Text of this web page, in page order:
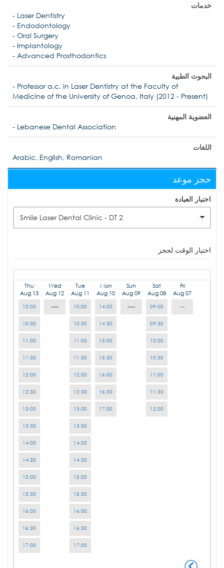
خدمات
- Laser Dentistry
- Endodontology
- Oral Surgery
- Implantology
- Advanced Prosthodontics
البحوث الطبية
- Professor a.c. in Laser Dentistry at the Faculty of
Medicine of the University of Genoa, Italy (2012 - Present)
العضوية المهنية
- Lebanese Dental Association
اللغات
Arabic, English, Romanian
حجز موعد
اختيار العيادة
2 Smile Laser Dental Clinic - DT
اختيار الوقت لحجز
Fri
Aug 07
---
Sat
Aug 08
09:00
09:30
10:00
10:30
11:00
11:30
12:00
Sun
Aug 09
-----
Mon
Aug 10
14:00
14:30
15:00
15:30
16:00
16:30
17:00
Tue
Aug 11
10:00
10:30
11:00
11:30
12:00
12:30
13:00
13:30
14:00
14:30
15:00
15:30
16:00
16:30
17:00
Wed
Aug 12
-----
Thu
Aug 13
10:00
10:30
11:00
11:30
12:00
12:30
13:00
13:30
14:00
14:30
15:00
15:30
16:00
16:30
17:00